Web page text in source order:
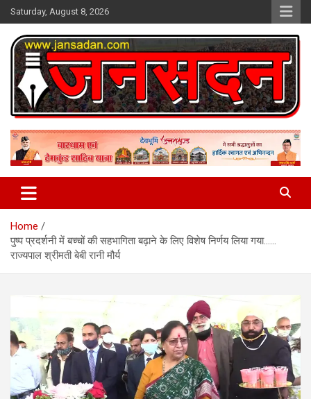
Skip
to
content
Saturday, August 8, 2026
Jan Sadan
Home
पुष्प प्रदर्शनी में बच्चों की सहभागिता बढ़ाने के लिए विशेष निर्णय लिया गया……
राज्यपाल श्रीमती बेबी रानी मौर्य